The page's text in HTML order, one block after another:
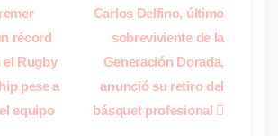
Carlos Delfino, último
sobreviviente de la
Generación Dorada,
anunció su retiro del
básquet profesional
récord
Rugby
pese a
equipo